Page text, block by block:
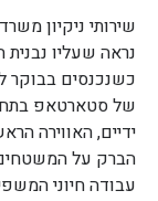
שירותי ניקיון
נראה שעליו
כשנכנסים בבוקר
של סטארטאפ
ידיים, האווירה
הברק על
עבודה חיוני